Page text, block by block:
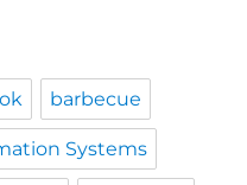
barbecue
Systems